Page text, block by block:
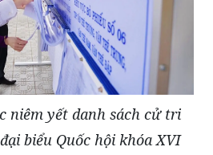
niêm yết danh sách cử tri
biểu Quốc hội khóa XVI